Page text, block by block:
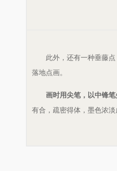
此外，还有一种垂藤
落地点画。
画时用尖笔，以中锋
有合，疏密得体，墨色浓